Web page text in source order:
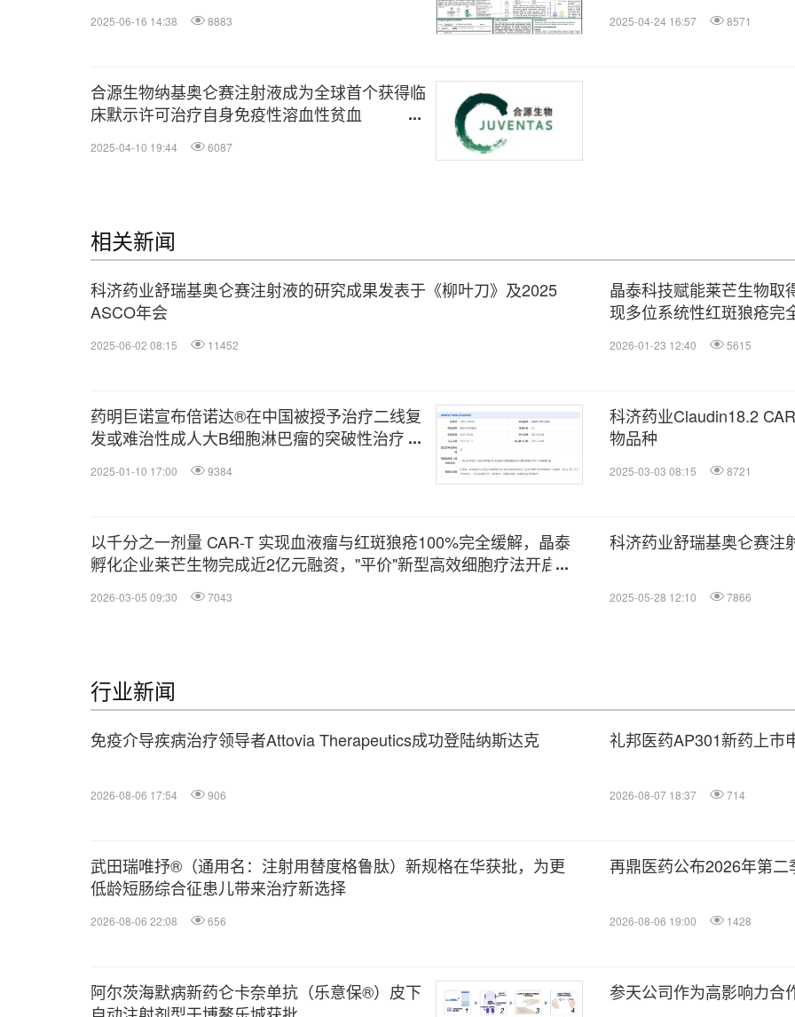
布
2025-06-16 14:38 8883 2025-04-24 16:57 8571
合源生物纳基奥仑赛注射液成为全球首个获得临
床默示许可治疗自身免疫性溶血性贫血
2025-04-10 19:44 6087
相关新闻
科济药业舒瑞基奥仑赛注射液的研究成果发表于《柳叶刀》及2025
ASCO年会
2025-06-02 08:15 11452
晶泰科技赋能莱芒生物
现多位系统性红斑狼疮完
2026-01-23 12:40 5615
药明巨诺宣布倍诺达®在中国被授予治疗二线复
发或难治性成人大B细胞淋巴瘤的突破性治疗药
2025-01-10 17:00 9384
科济药业Claudin18.2
物品种
2025-03-03 08:15 8721
以千分之一剂量 CAR-T 实现血液瘤与红斑狼疮100%完全缓解，晶泰
孵化企业莱芒生物完成近2亿元融资，"平价"新型高效细胞疗法开启临
2026-03-05 09:30 7043
科济药业舒瑞基奥仑赛注
2025-05-28 12:10 7866
行业新闻
免疫介导疾病治疗领导者Attovia Therapeutics成功登陆纳斯达克
2026-08-06 17:54 906
礼邦医药AP301新药上市
2026-08-07 18:37 714
武田瑞唯抒®（通用名：注射用替度格鲁肽）新规格在华获批，为更
低龄短肠综合征患儿带来治疗新选择
2026-08-06 22:08 656
再鼎医药公布2026年第
2026-08-06 19:00 1428
阿尔茨海默病新药仑卡奈单抗（乐意保®）皮下
参天公司作为高影响力合